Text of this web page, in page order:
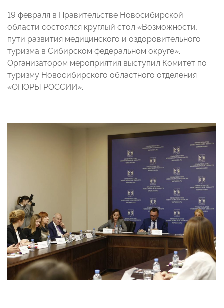
19 февраля в Правительстве Новосибирской
области состоялся круглый стол «Возможности,
пути развития медицинского и оздоровительного
туризма в Сибирском федеральном округе».
Организатором мероприятия выступил Комитет по
туризму Новосибирского областного отделения
«ОПОРЫ РОССИИ».